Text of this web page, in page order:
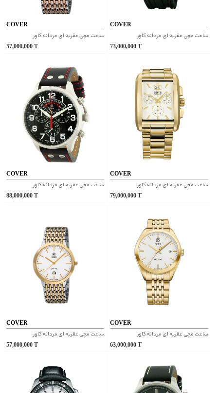
COVER
ساعت مچی عقربه ای مردانه کاور
57,000,000
COVER
ساعت مچی عقربه ای مردانه کاور
73,000,000
COVER
ساعت مچی عقربه ای مردانه کاور
88,000,000
COVER
ساعت مچی عقربه ای مردانه کاور
79,000,000
COVER
ساعت مچی عقربه ای مردانه کاور
57,000,000
COVER
ساعت مچی عقربه ای مردانه کاور
63,000,000